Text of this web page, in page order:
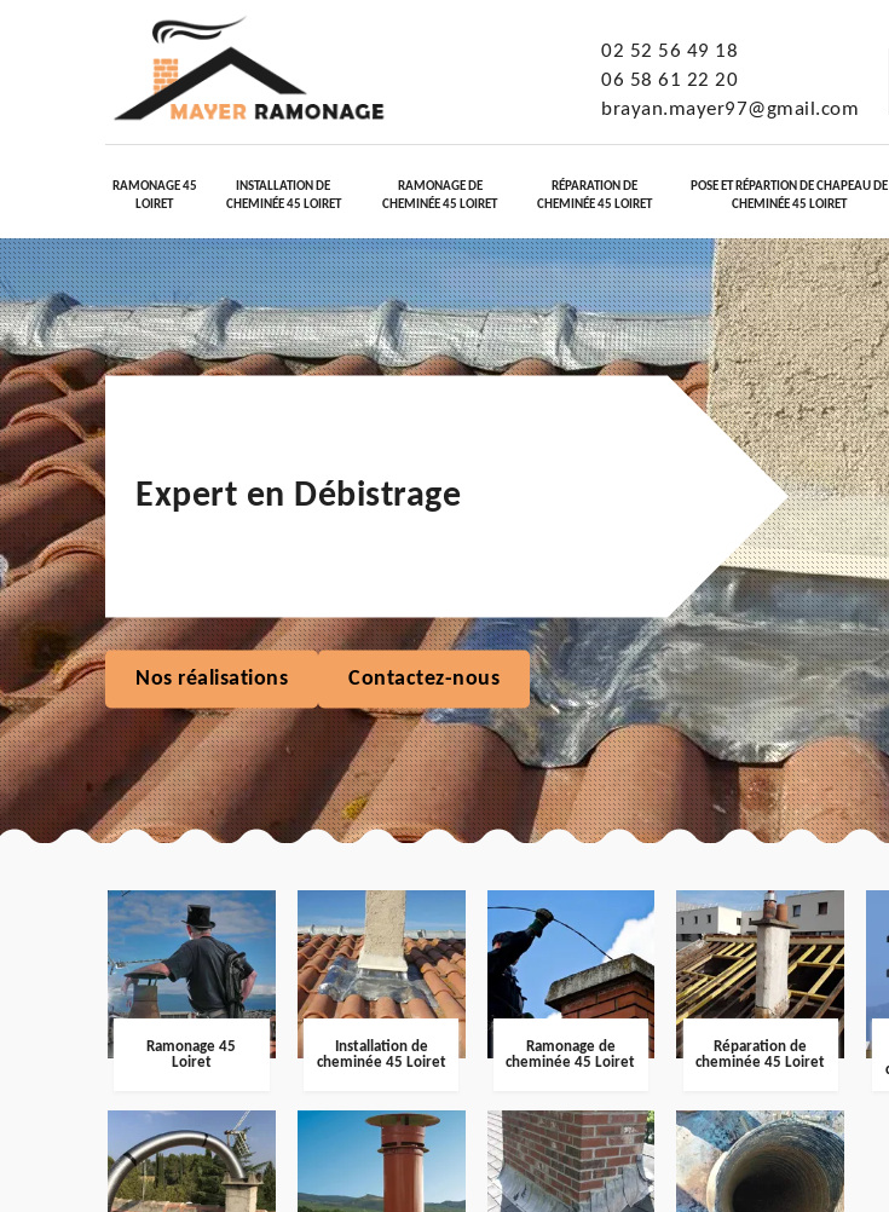
02 52 56 49 18
06 58 61 22 20
brayan.mayer97@gmail.com
RAMONAGE 45
LOIRET
INSTALLATION DE
CHEMINÉE 45 LOIRET
RAMONAGE DE
CHEMINÉE 45 LOIRET
RÉPARATION DE
CHEMINÉE 45 LOIRET
POSE ET RÉPARTION DE CHAPEAU DE
CHEMINÉE 45 LOIRET
Expert en Débistrage
Nos réalisations Contactez-nous
Ramonage 45
Loiret
Installation de
cheminée 45 Loiret
Ramonage de
cheminée 45 Loiret
Réparation de
cheminée 45 Loiret